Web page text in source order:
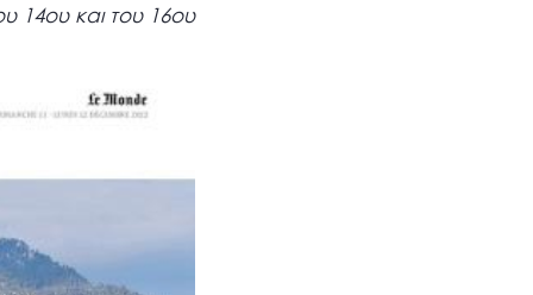
14ου και του 16ου